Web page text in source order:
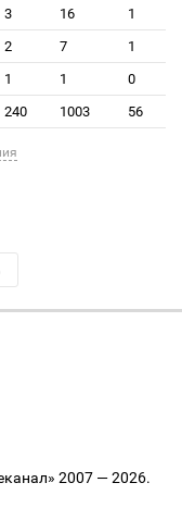
3 16
1
2 7
1
1 1
0
240 1003 56
2007 — 2026.